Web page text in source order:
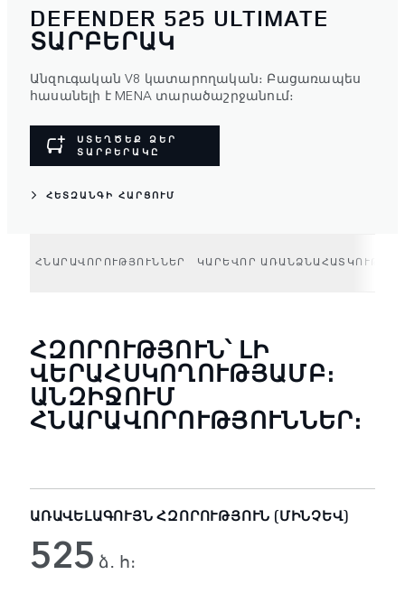
DEFENDER 525 ULTIMATE
ՏԱՐԲԵՐԱԿ
Անզուգական V8 կատարողական։ Բացառապես
հասանելի է MENA տարածաշրջանում։
ՍՏԵՂԾԵՔ ՁԵՐ
ՏԱՐԲԵՐԱԿԸ
ՀԵՏԶԱՆԳԻ ՀԱՐՑՈՒՄ
ՀՆԱՐԱՎՈՐՈՒԹՅՈՒՆՆԵՐ ԿԱՐԵՎՈՐ
ՀԶՈՐՈՒԹՅՈՒՆ՝ ԼԻ
ՎԵՐԱՀՍԿՈՂՈՒԹՅԱՄԲ։
ԱՆԶԻՋՈՒՄ
ՀՆԱՐԱՎՈՐՈՒԹՅՈՒՆՆԵՐ։
ԱՌԱՎԵԼԱԳՈՒՅՆ ՀԶՈՐՈՒԹՅՈՒՆ (ՄԻՆՉԵՎ)
525 ձ․ հ։